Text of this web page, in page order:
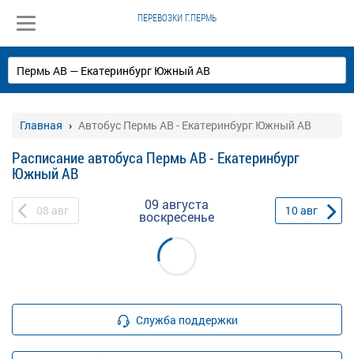
ПЕРЕВОЗКИ Г.ПЕРМЬ
Главная Автобус Пермь АВ - Екатеринбург Южный АВ
Расписание автобуса Пермь АВ - Екатеринбург
Южный АВ
08 авг 09 августа
воскресенье 10авг
Служба поддержки